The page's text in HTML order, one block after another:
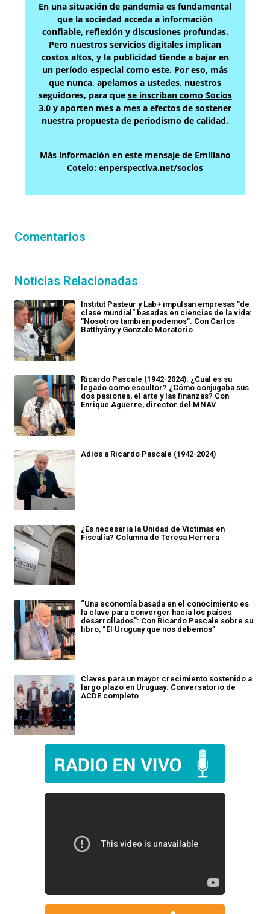
En una situación de pandemia es fundamental
que la sociedad acceda a información
confiable, reflexión y discusiones profundas.
Pero nuestros servicios digitales implican
costos altos, y la publicidad tiende a bajar en
un período especial como este. Por eso, más
que nunca, apelamos a ustedes, nuestros
seguidores, para que se inscriban como Socios
3.0 y aporten mes a mes a efectos de sostener
nuestra propuesta de periodismo de calidad.
Más información en este mensaje de Emiliano
Cotelo: enperspectiva.net/socios
Comentarios
Noticias Relacionadas
Institut Pasteur y Lab+ impulsan empresas "de
clase mundial" basadas en ciencias de la vida:
"Nosotros también podemos". Con Carlos
Batthyány y Gonzalo Moratorio
Ricardo Pascale (1942-2024): ¿Cuál es su
legado como escultor? ¿Cómo conjugaba sus
dos pasiones, el arte y las finanzas? Con
Enrique Aguerre, director del MNAV
Adiós a Ricardo Pascale (1942-2024)
¿Es necesaria la Unidad de Víctimas en
Fiscalía? Columna de Teresa Herrera
“Una economía basada en el conocimiento es
la clave para converger hacia los países
desarrollados”: Con Ricardo Pascale sobre su
libro, “El Uruguay que nos debemos”
Claves para un mayor crecimiento sostenido a
largo plazo en Uruguay: Conversatorio de
ACDE completo